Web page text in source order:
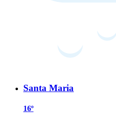
Santa Maria
16º